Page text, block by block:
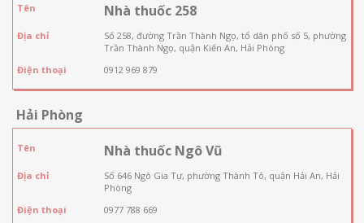
Tên Nhà thuốc 258
Địa chỉ
Số 258, đường Trần Thành Ngọ, tổ dân phố số 5, phường
Trần Thành Ngọ, quận Kiến An, Hải Phòng
Điện thoại
0912 969 879
Hải Phòng
Tên Nhà thuốc Ngô Vũ
Địa chỉ
Số 646 Ngô Gia Tự, phường Thành Tô, quận Hải An, Hải
Phòng
Điện thoại
0977 788 669